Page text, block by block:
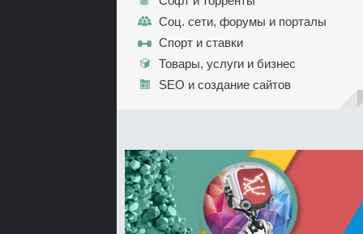
Соц. сети, форумы и порталы
Спорт и ставки
Товары, услуги и бизнес
SEO и создание сайтов